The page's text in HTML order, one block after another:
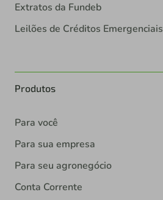
Extratos da Fundeb
Leilões de Créditos Emergenciais
Produtos
Para você
Para sua empresa
Para seu agronegócio
Conta Corrente